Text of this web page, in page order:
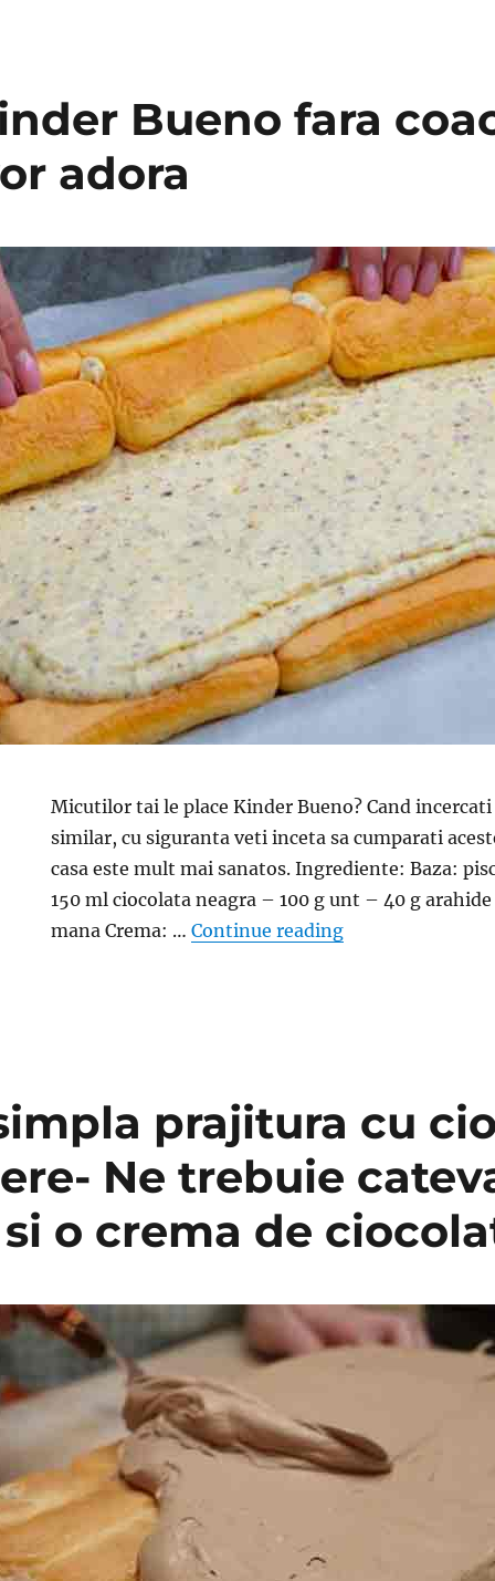
Bueno fara
adora
Micutilor tai le place Kinder Bueno? Cand
similar, cu siguranta veti inceta sa cumparati
casa este mult mai sanatos. Ingrediente: Baza:
150 ml ciocolata neagra – 100 g unt – 40 g
mana Crema: …Continue reading“Rulada Kinder
prajitura cu
Ne trebuie
o crema de